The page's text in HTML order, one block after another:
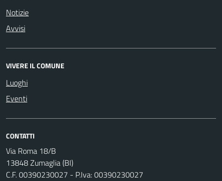
Notizie
Avvisi
VIVERE IL COMUNE
Luoghi
Eventi
CONTATTI
Via Roma 18/B
13848 Zumaglia (BI)
C.F. 00390230027 - P.Iva: 00390230027